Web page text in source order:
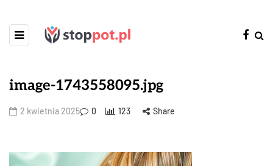
image-1743558095.jpg
2 kwietnia 2025 0 123 Share